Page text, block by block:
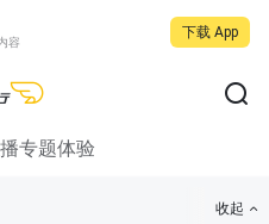
容
下载 App
专题体验
收起